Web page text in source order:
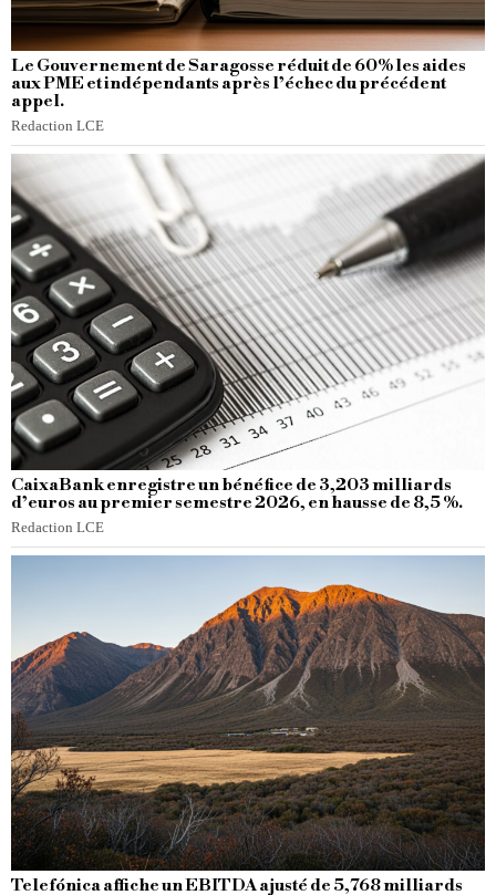
Le Gouvernement de Saragosse réduit de 60% les aides
aux PME et indépendants après l’échec du précédent
appel.
Redaction LCE
CaixaBank enregistre un bénéfice de 3,203 milliards
d’euros au premier semestre 2026, en hausse de 8,5 %.
Redaction LCE
Telefónica affiche un EBITDA ajusté de 5,768 milliards